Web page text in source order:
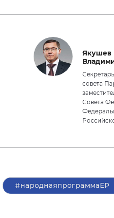
Якушев
совета
Совета
#народнаяпрограммаЕР